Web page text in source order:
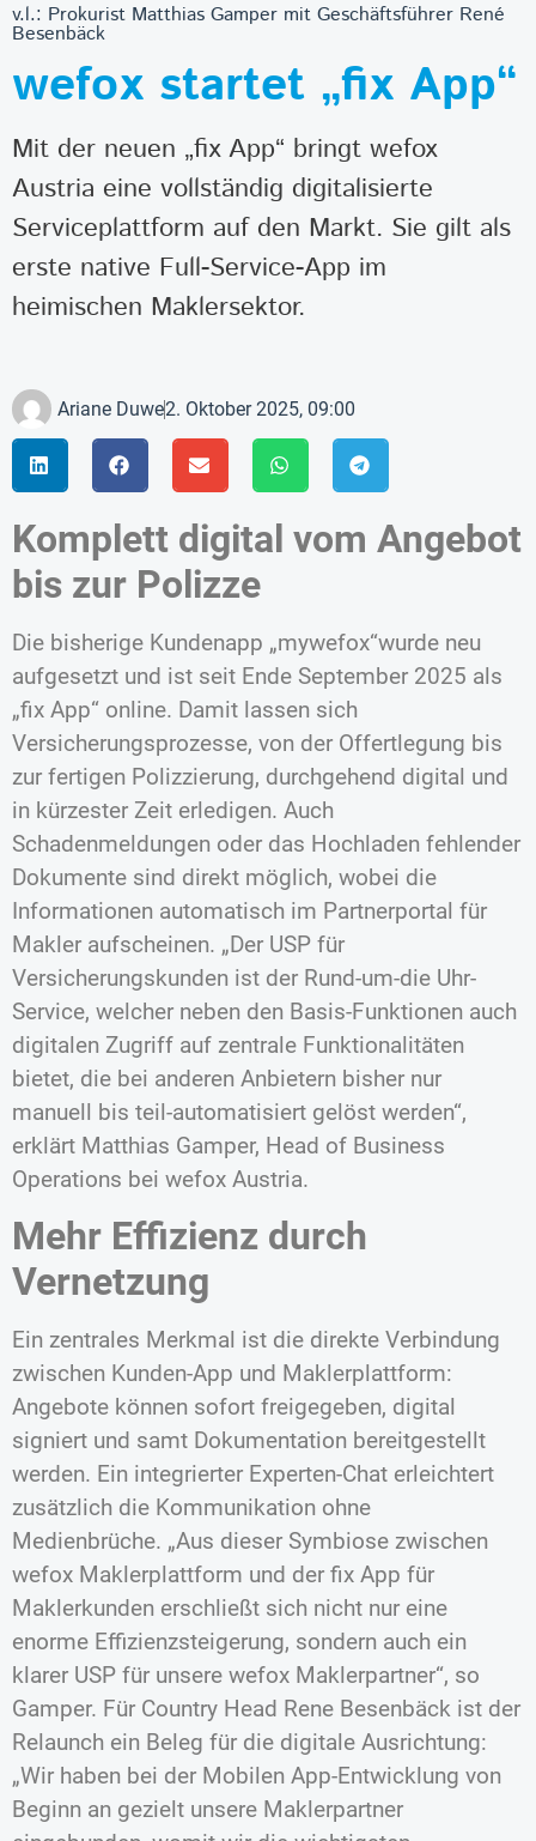
v.l.: Prokurist Matthias Gamper mit Geschäftsführer René
Besenbäck
wefox startet „fix App“
Mit der neuen „fix App“ bringt wefox
Austria eine vollständig digitalisierte
Serviceplattform auf den Markt. Sie gilt als
erste native Full-Service-App im
heimischen Maklersektor.
Ariane Duwe2. Oktober 2025, 09:00
Komplett digital vom Angebot
bis zur Polizze
Die bisherige Kundenapp „mywefox“wurde neu
aufgesetzt und ist seit Ende September 2025 als
„fix App“ online. Damit lassen sich
Versicherungsprozesse, von der Offertlegung bis
zur fertigen Polizzierung, durchgehend digital und
in kürzester Zeit erledigen. Auch
Schadenmeldungen oder das Hochladen fehlender
Dokumente sind direkt möglich, wobei die
Informationen automatisch im Partnerportal für
Makler aufscheinen. „Der USP für
Versicherungskunden ist der Rund-um-die Uhr-
Service, welcher neben den Basis-Funktionen auch
digitalen Zugriff auf zentrale Funktionalitäten
bietet, die bei anderen Anbietern bisher nur
manuell bis teil-automatisiert gelöst werden“,
erklärt Matthias Gamper, Head of Business
Operations bei wefox Austria.
Mehr Effizienz durch
Vernetzung
Ein zentrales Merkmal ist die direkte Verbindung
zwischen Kunden-App und Maklerplattform:
Angebote können sofort freigegeben, digital
signiert und samt Dokumentation bereitgestellt
werden. Ein integrierter Experten-Chat erleichtert
zusätzlich die Kommunikation ohne
Medienbrüche. „Aus dieser Symbiose zwischen
wefox Maklerplattform und der fix App für
Maklerkunden erschließt sich nicht nur eine
enorme Effizienzsteigerung, sondern auch ein
klarer USP für unsere wefox Maklerpartner“, so
Gamper. Für Country Head Rene Besenbäck ist der
Relaunch ein Beleg für die digitale Ausrichtung:
„Wir haben bei der Mobilen App-Entwicklung von
Beginn an gezielt unsere Maklerpartner